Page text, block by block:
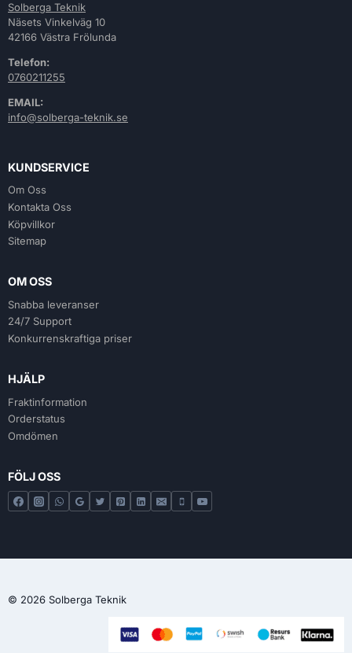
Solberga Teknik
Näsets Vinkelväg 10
42166 Västra Frölunda
Telefon:
0760211255
EMAIL:
info@solberga-teknik.se
KUNDSERVICE
Om Oss
Kontakta Oss
Köpvillkor
Sitemap
OM OSS
Snabba leveranser
24/7 Support
Konkurrenskraftiga priser
HJÄLP
Fraktinformation
Orderstatus
Omdömen
FÖLJ OSS
© 2026 Solberga Teknik